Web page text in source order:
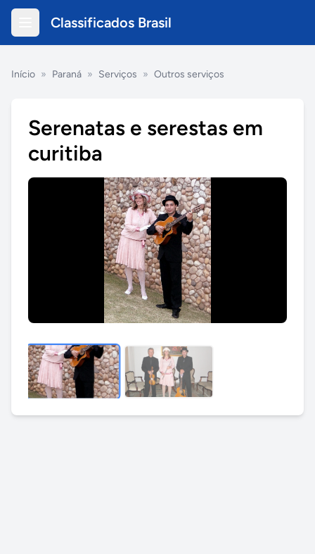
Classificados Brasil
Início » Paraná » Serviços » Outros serviços
Serenatas e serestas em
curitiba